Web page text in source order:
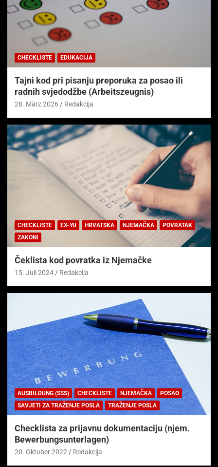
CHECKLISTE EDUKACIJA
Tajni kod pri pisanju preporuka za posao ili
radnih svjedodžbe (Arbeitszeugnis)
28. März 2026 Redakcija
CHECKLISTE EX-YU HRVATSKA NJEMAČKA
POVRATAK
ZAKONI
Čeklista kod povratka iz Njemačke
15. Juli 2024 Redakcija
AUSBILDUNG (SSS) CHECKLISTE NJEMAČKA
POSAO
SAVJETI ZA TRAŽENJE POSLA
TRAŽENJE POSLA
Checklista za prijavnu dokumentaciju (njem.
Bewerbungsunterlagen)
20. Oktober 2022 Redakcija